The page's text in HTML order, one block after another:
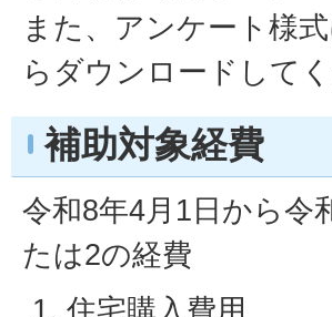
また、アンケート様
らダウンロードしてく
補助対象経費
令和8年4月1日から令
たは2の経費
住宅購入費用